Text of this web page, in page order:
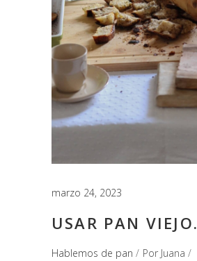
marzo 24, 2023
USAR PAN VIEJO.
Hablemos de pan Por Juana